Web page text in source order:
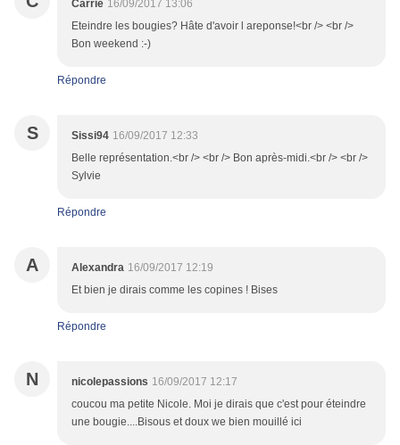
Carrie 16/09/2017 13:06
Eteindre les bougies? Hâte d'avoir l areponse!<br /> <br />
Bon weekend :-)
Répondre
S Sissi94 16/09/2017 12:33
Belle représentation.<br /> <br /> Bon après-midi.<br /> <br />
Sylvie
Répondre
A Alexandra 16/09/2017 12:19
Et bien je dirais comme les copines ! Bises
Répondre
N nicolepassions 16/09/2017 12:17
coucou ma petite Nicole. Moi je dirais que c'est pour éteindre
une bougie....Bisous et doux we bien mouillé ici